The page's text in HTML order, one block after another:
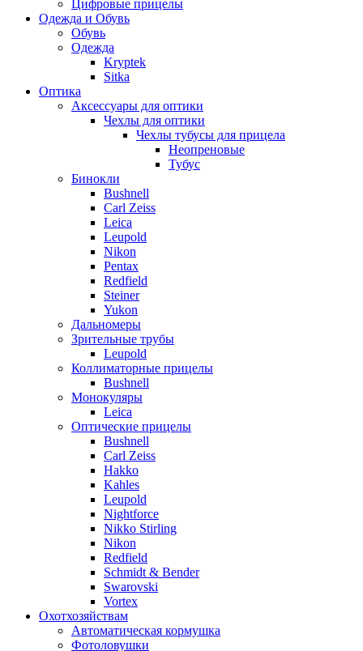
Цифровые прицелы
Одежда и Обувь
Обувь
Одежда
Kryptek
Sitka
Оптика
Аксессуары для оптики
Чехлы для оптики
Чехлы тубусы для прицела
Неопреновые
Тубус
Бинокли
Bushnell
Carl Zeiss
Leica
Leupold
Nikon
Pentax
Redfield
Steiner
Yukon
Дальномеры
Зрительные трубы
Leupold
Коллиматорные прицелы
Bushnell
Монокуляры
Leica
Оптические прицелы
Bushnell
Carl Zeiss
Hakko
Kahles
Leupold
Nightforce
Nikko Stirling
Nikon
Redfield
Schmidt & Bender
Swarovski
Vortex
Охотхозяйствам
Автоматическая кормушка
Фотоловушки